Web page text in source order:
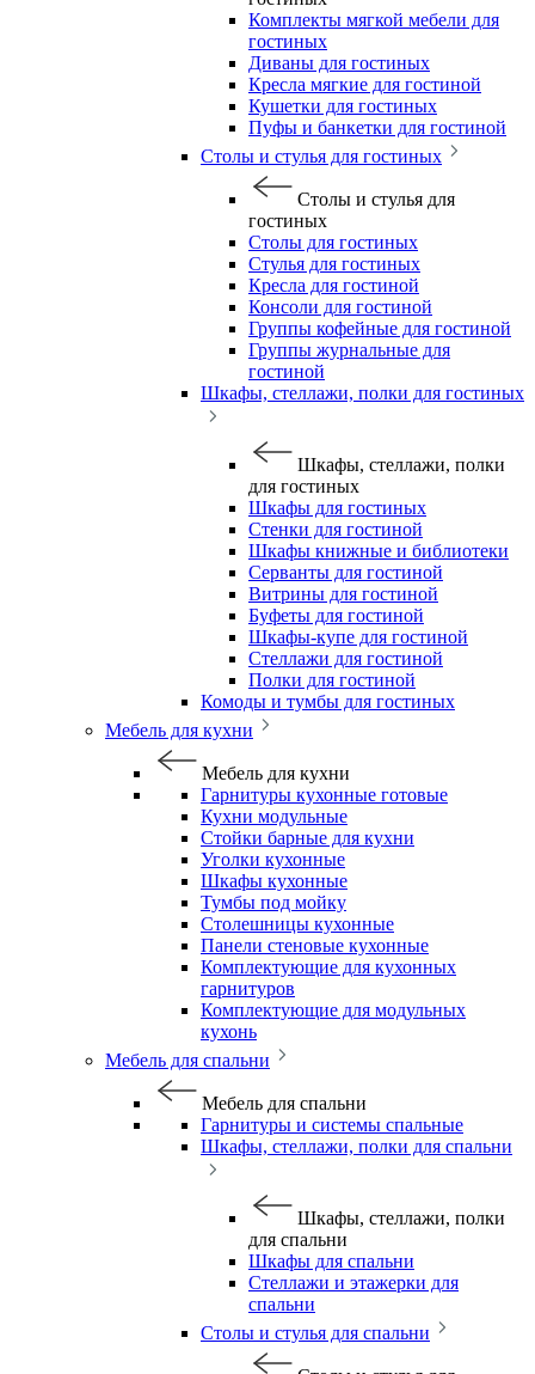
Комплекты мягкой мебели для
гостиных
Диваны для гостиных
Кресла мягкие для гостиной
Кушетки для гостиных
Пуфы и банкетки для гостиной
Столы и стулья для гостиных
Столы и стулья для
гостиных
Столы для гостиных
Стулья для гостиных
Кресла для гостиной
Консоли для гостиной
Группы кофейные для гостиной
Группы журнальные для
гостиной
Шкафы, стеллажи, полки для гостиных
Шкафы, стеллажи, полки
для гостиных
Шкафы для гостиных
Стенки для гостиной
Шкафы книжные и библиотеки
Серванты для гостиной
Витрины для гостиной
Буфеты для гостиной
Шкафы-купе для гостиной
Стеллажи для гостиной
Полки для гостиной
Комоды и тумбы для гостиных
Мебель для кухни
Мебель для кухни
Гарнитуры кухонные готовые
Кухни модульные
Стойки барные для кухни
Уголки кухонные
Шкафы кухонные
Тумбы под мойку
Столешницы кухонные
Панели стеновые кухонные
Комплектующие для кухонных
гарнитуров
Комплектующие для модульных
кухонь
Мебель для спальни
Мебель для спальни
Гарнитуры и системы спальные
Шкафы, стеллажи, полки для спальни
Шкафы, стеллажи, полки
для спальни
Шкафы для спальни
Стеллажи и этажерки для
спальни
Столы и стулья для спальни